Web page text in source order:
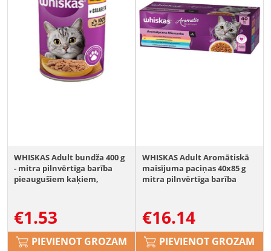
WHISKAS Adult bundža 400 g
- mitra pilnvērtīga barība
pieaugušiem kaķiem,
€1.53
PIEVIENOT GROZAM
WHISKAS Adult Aromātiskā
maisījuma paciņas 40x85 g
mitra pilnvērtīga barība
burkāniem, sulīgu vistas
gaļu, ar okeāna zivs
gabaliņiem buljonā, maigu
lasi un zirņiem.
€16.14
PIEVIENOT GROZAM